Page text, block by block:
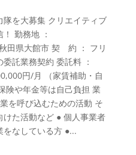
を大募集 クリエイティブ
勤務地 ：
田県大館市 契 約 ： フリ
託業務契約 委託料 ：
円/月 （家賃補助・自
険や年金等は自己負担 業
を呼び込むための活動 そ
た活動など ● 個人事業者
をなしている方 ●...